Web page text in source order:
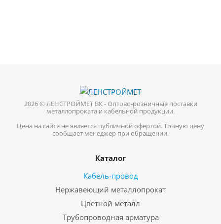
2026 © ЛЕНСТРОЙМЕТ ВК - Оптово-розничные поставки
металлопроката и кабельной продукции.
Цена на сайте не является публичной офертой. Точную цену
сообщает менеджер при обращении.
Каталог
Кабель-провод
Нержавеющий металлопрокат
Цветной металл
Трубопроводная арматура